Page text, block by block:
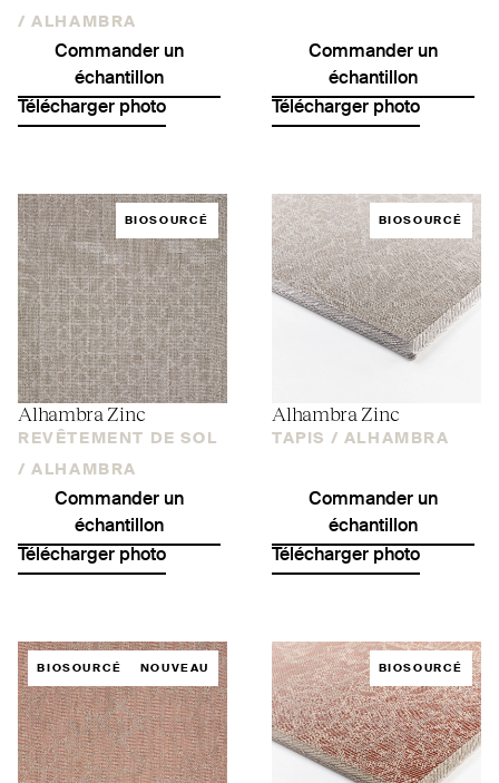
/ ALHAMBRA
Commander un
échantillon
Télécharger photo
Commander un
échantillon
Télécharger photo
BIOSOURCÉ
Alhambra Zinc
REVÊTEMENT DE SOL
/ ALHAMBRA
Commander un
échantillon
Télécharger photo
BIOSOURCÉ
Alhambra Zinc
TAPIS / ALHAMBRA
Commander un
échantillon
Télécharger photo
BIOSOURCÉ NOUVEAU BIOSOURCÉ